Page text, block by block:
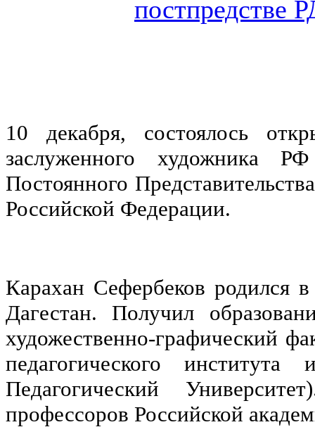
10 декабря, состоялось
заслуженного художника
Постоянного
Российской Федерации.
Карахан Сефербеков родился
Дагестан. Получил
художественно-графический
педагогического
Педагогический
профессоров Российской